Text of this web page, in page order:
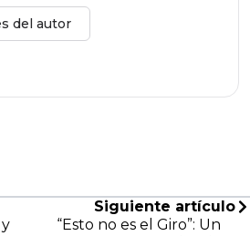
del autor
Siguiente artículo
“Esto no es el Giro”: Un